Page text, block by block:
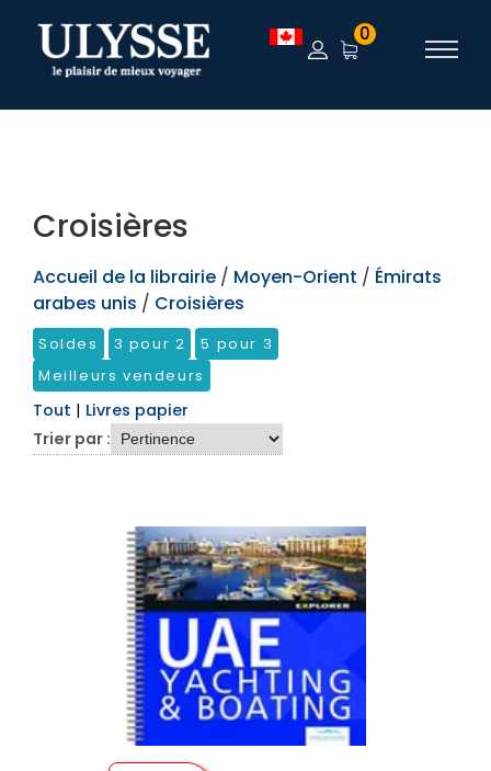
TEST 0
Croisières
Accueil de la librairie / Moyen-Orient / Émirats
arabes unis / Croisières
Soldes 3 pour 2
5 pour 3
Meilleurs vendeurs
Tout | Livres papier
Trier par :